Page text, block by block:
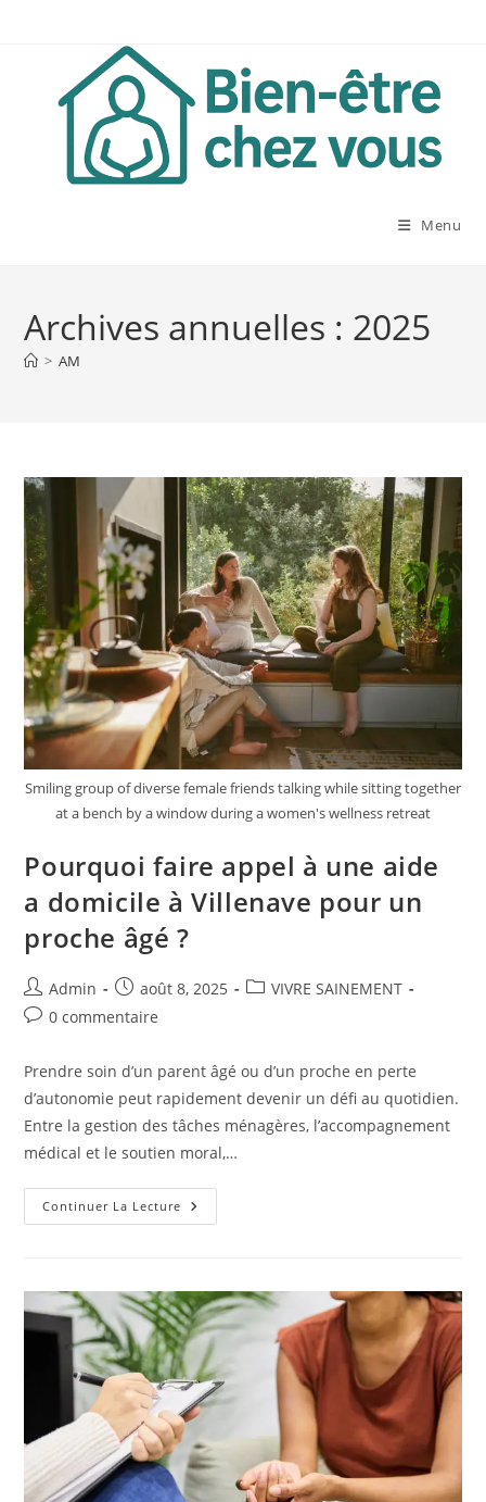
Menu
Archives annuelles : 2025
> AM
Smiling group of diverse female friends talking while sitting together
at a bench by a window during a women's wellness retreat
Pourquoi faire appel à une aide
a domicile à Villenave pour un
proche âgé ?
Auteur/autrice
de
Admin
Publication
publiée :
août 8, 2025
PostVIVRE SAINEMENT
Commentaires
la
0 commentaire
Prendre soin d’un parent âgé ou d’un proche en perte
d’autonomie peut rapidement devenir un défi au quotidien.
Entre la gestion des tâches ménagères, l’accompagnement
médical et le soutien moral,…
Continuer La Lecture Pourquoi
Faire
A
Domicile
À
Villenave
Pour
Un
Proche
Âgé
?